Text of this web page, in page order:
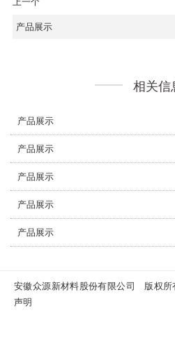
产品展示
相关信
产品展示
产品展示
产品展示
产品展示
产品展示
安徽众源新材料股份有限公司 版权
声明